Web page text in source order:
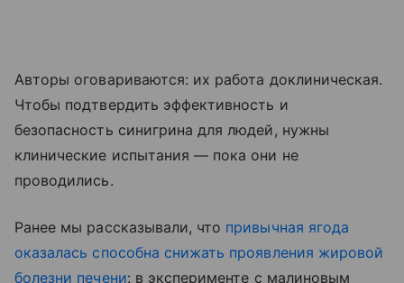
Авторы оговариваются: их работа доклиническая.
Чтобы подтвердить эффективность и
безопасность синигрина для людей, нужны
клинические испытания — пока они не
проводились.
Ранее мы рассказывали, что привычная ягода
оказалась способна снижать проявления жировой
болезни печени: в эксперименте с малиновым